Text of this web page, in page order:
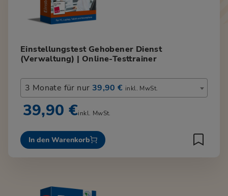
Einstellungstest Gehobener Dienst
(Verwaltung) | Online-Testtrainer
3 Monate für nur 39,90 € inkl. MwSt.
39,90 €inkl. MwSt.
In den Warenkorb